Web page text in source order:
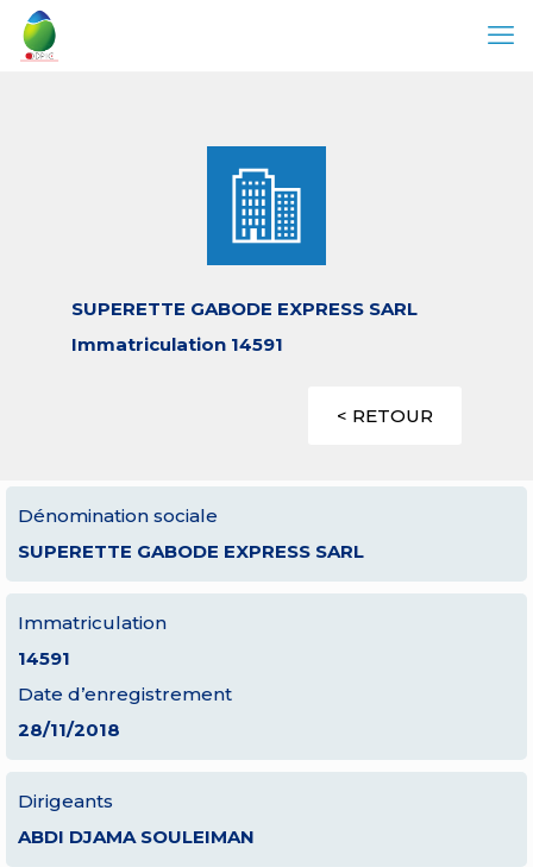
SUPERETTE GABODE EXPRESS SARL
Immatriculation 14591
< RETOUR
Dénomination sociale
SUPERETTE GABODE EXPRESS SARL
Immatriculation
14591
Date d’enregistrement
28/11/2018
Dirigeants
ABDI DJAMA SOULEIMAN